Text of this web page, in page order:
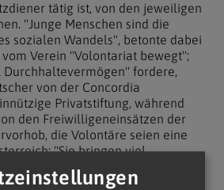
tätig ist, von den jeweiligen
"Junge Menschen sind die
sozialen Wandels", betonte dabei
vom Verein "Volontariat bewegt";
Durchhaltevermögen" fordere,
von der Concordia
Privatstiftung, während
den Freiwilligeneinsätzen der
die Volontäre seien eine
"Sie bringen viel
Gesellschaft ein, als soziale
Europa."